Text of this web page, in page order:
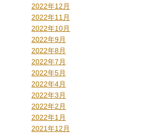
2022年12月
2022年11月
2022年10月
2022年9月
2022年8月
2022年7月
2022年5月
2022年4月
2022年3月
2022年2月
2022年1月
2021年12月